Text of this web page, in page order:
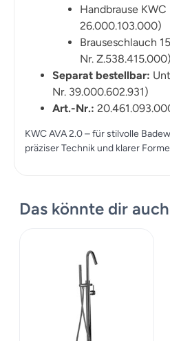
Handbrause
26.000.103.000)
Brauseschlauch
Nr. Z.538.415.000)
Separat bestellbar:
Nr. 39.000.602.931)
Art.-Nr.:
KWC AVA 2.0 – für stilvolle
präziser Technik und klarer
Das könnte dir